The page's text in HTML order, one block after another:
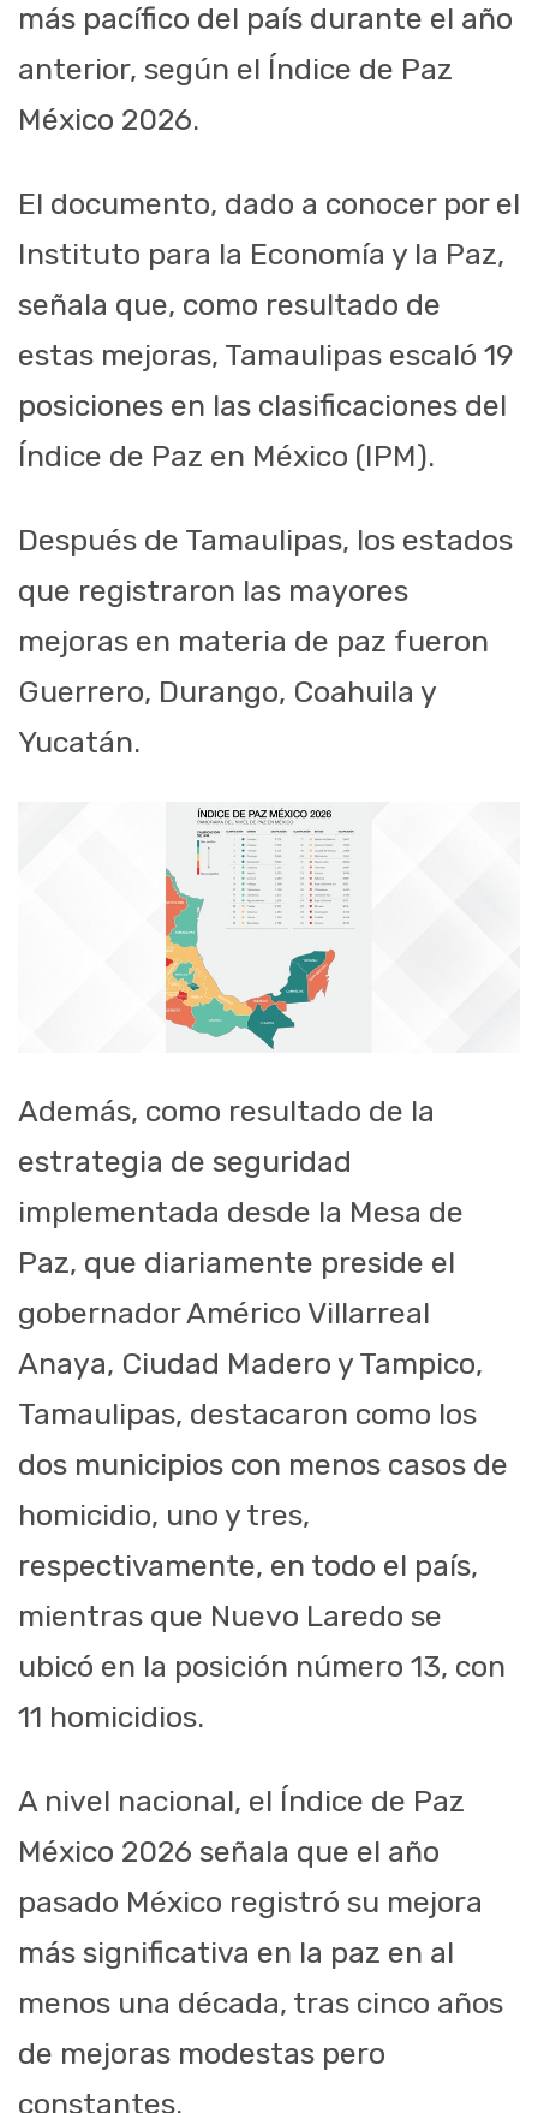
más pacífico del país durante el año
anterior, según el Índice de Paz
México 2026.
El documento, dado a conocer por el
Instituto para la Economía y la Paz,
señala que, como resultado de
estas mejoras, Tamaulipas escaló 19
posiciones en las clasificaciones del
Índice de Paz en México (IPM).
Después de Tamaulipas, los estados
que registraron las mayores
mejoras en materia de paz fueron
Guerrero, Durango, Coahuila y
Yucatán.
Además, como resultado de la
estrategia de seguridad
implementada desde la Mesa de
Paz, que diariamente preside el
gobernador Américo Villarreal
Anaya, Ciudad Madero y Tampico,
Tamaulipas, destacaron como los
dos municipios con menos casos de
homicidio, uno y tres,
respectivamente, en todo el país,
mientras que Nuevo Laredo se
ubicó en la posición número 13, con
11 homicidios.
A nivel nacional, el Índice de Paz
México 2026 señala que el año
pasado México registró su mejora
más significativa en la paz en al
menos una década, tras cinco años
de mejoras modestas pero
constantes.